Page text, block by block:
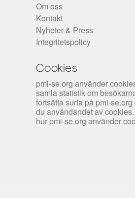
Om oss
Kontakt
Nyheter & Press
Integritetspolicy
Cookies
pmi-se.org använder
samla statistik om
fortsätta surfa på pmi-
du användandet av
hur pmi-se.org använder